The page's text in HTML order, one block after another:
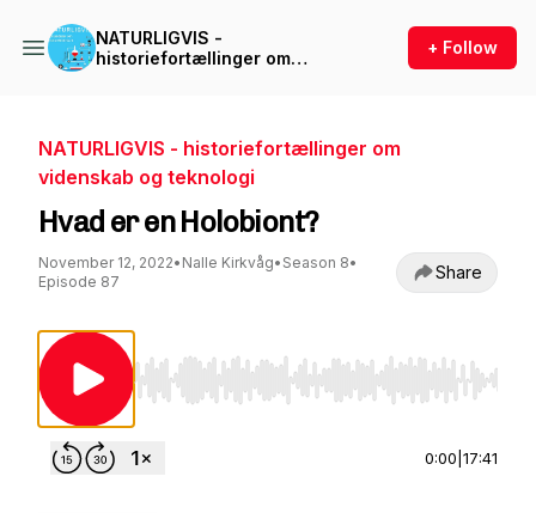
NATURLIGVIS -
historiefortællinger om
+ Follow
NATURLIGVIS - historiefortællinger om
videnskab og teknologi
Hvad er en Holobiont?
November 12, 2022• Nalle Kirkvåg• Season 8•
Episode 87
Share
Use Left/Right to seek, Home/End to jump to
0:00 17:41